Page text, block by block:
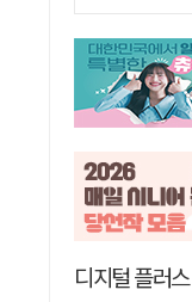
디지털 플러스